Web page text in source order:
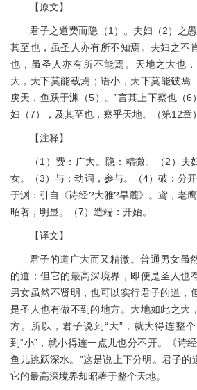
【原文】
君子之道费而隐（1）。夫妇（2）之
其至也，虽圣人亦有所不知焉。夫妇之不
也，虽圣人亦有所不能焉。天地之大也
大，天下莫能载焉；语小，天下莫能破焉
戾天，鱼跃于渊（5）。”言其上下察也（
妇（7），及其至也，察乎天地。（第12章）
【注释】
（1）费：广大。隐：精微。（2）夫
女。（3）与：动词，参与。（4）破：分
于渊：引自《诗经?大雅?旱麓》。鸢，老
昭著，明显。（7）造端：开始。
【译文】
君子的道广大而又精微。普通男女虽
的道；但它的最高深境界，即便是圣人也
男女虽然不贤明，也可以实行君子的道，
是圣人也有做不到的地方。大地如此之大
方。所以，君子说到“大”，就大得连整
到“小”，就小得连一点儿也分不开。《诗
鱼儿跳跃深水。”这是说上下分明。君子的
它的最高深境界却昭著于整个天地。